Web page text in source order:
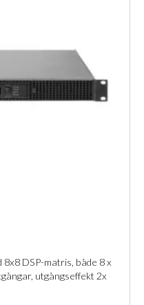
DSP-matris, både 8 x
utgångseffekt 2x